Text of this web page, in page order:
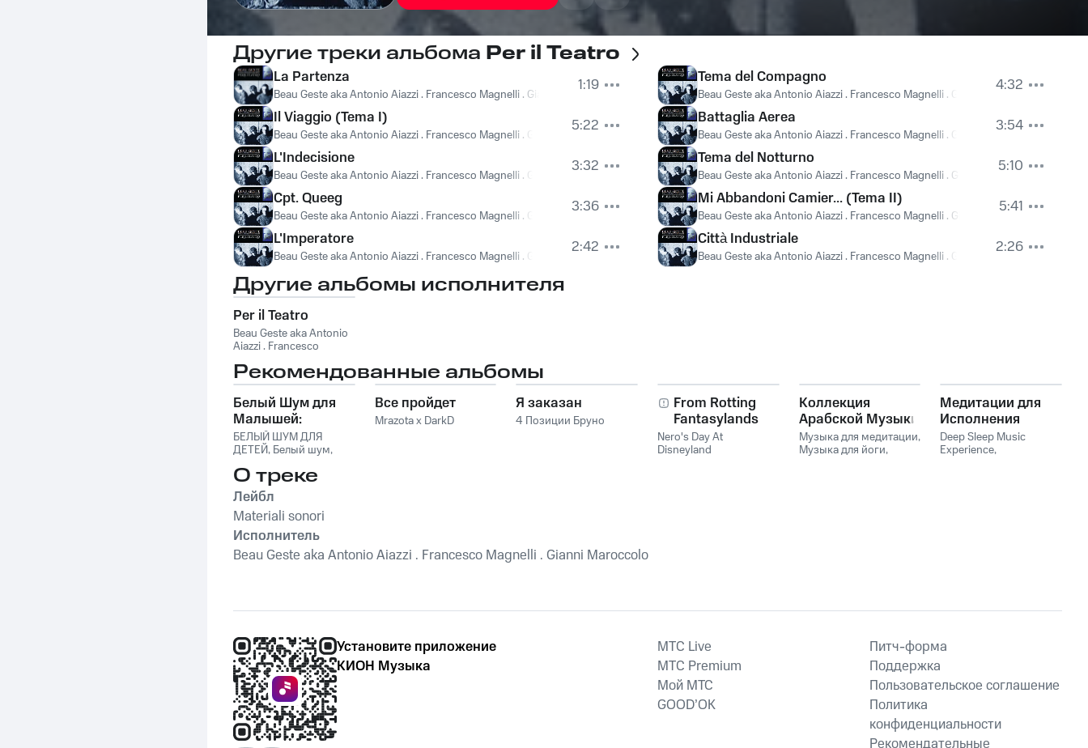
Другие треки альбома Per il Teatro
La Partenza
Beau Geste aka Antonio Aiazzi . Francesco Magnelli . Gianni Maroccolo
1:19
Il Viaggio (Tema I)
Beau Geste aka Antonio Aiazzi . Francesco Magnelli . Gianni Maroccolo
5:22
L'Indecisione
Beau Geste aka Antonio Aiazzi . Francesco Magnelli . Gianni Maroccolo
3:32
Cpt. Queeg
Beau Geste aka Antonio Aiazzi . Francesco Magnelli . Gianni Maroccolo
3:36
L'Imperatore
Beau Geste aka Antonio Aiazzi . Francesco Magnelli . Gianni Maroccolo
2:42
Tema del Compagno
Beau Geste aka Antonio Aiazzi . Francesco Magnelli . Gianni Maroccolo
4:32
Battaglia Aerea
Beau Geste aka Antonio Aiazzi . Francesco Magnelli . Gianni Maroccolo
3:54
Tema del Notturno
Beau Geste aka Antonio Aiazzi . Francesco Magnelli . Gianni Maroccolo
5:10
Mi Abbandoni Camier... (Tema II)
Beau Geste aka Antonio Aiazzi . Francesco Magnelli . Gianni Maroccolo
5:41
Città Industriale
Beau Geste aka Antonio Aiazzi . Francesco Magnelli . Gianni Maroccolo
2:26
Другие альбомы исполнителя
Per il Teatro
Beau Geste aka Antonio
Aiazzi . Francesco
Maroccolo,Ringo De
Palma
Рекомендованные альбомы
Белый Шум для
Малышей:
Крепкий Сон и
Успокоение Плача
БЕЛЫЙ ШУМ ДЛЯ
ДЕТЕЙ, Белый шум,
Sleep,Sleep Music
Все пройдет
Mrazota x DarkD
Я заказан
4 Позиции Бруно
From Rotting
Fantasylands
Nero's Day At
Disneyland
Коллекция
Арабской Музыки
для Медитации и
Релакса
Музыка для медитации,
Музыка для йоги,
Медитации для
Исполнения
Желаний: Энергия
Вселенной
Deep Sleep Music
Experience,
О треке
Лейбл
Materiali sonori
Исполнитель
Beau Geste aka Antonio Aiazzi . Francesco Magnelli . Gianni Maroccolo
Установите приложение
КИОН Музыка
MTС Live
MTС Premium
Мой МТС
GOOD’OK
Питч-форма
Поддержка
Пользовательское соглашение
Политика
конфиденциальности
Рекомендательные